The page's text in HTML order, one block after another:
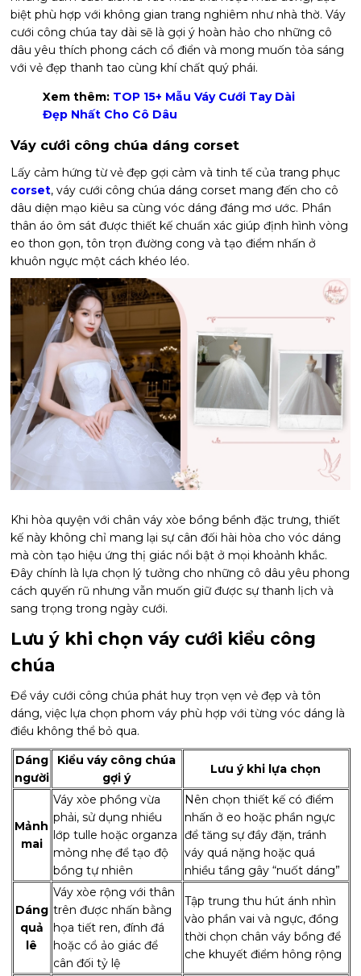
biệt phù hợp với không gian trang nghiêm như nhà thờ. Váy
cưới công chúa tay dài sẽ là gợi ý hoàn hảo cho những cô
dâu yêu thích phong cách cổ điển và mong muốn tỏa sáng
với vẻ đẹp thanh tao cùng khí chất quý phái.
Xem thêm: TOP 15+ Mẫu Váy Cưới Tay Dài
Đẹp Nhất Cho Cô Dâu
Váy cưới công chúa dáng corset
Lấy cảm hứng từ vẻ đẹp gợi cảm và tinh tế của trang phục
corset, váy cưới công chúa dáng corset mang đến cho cô
dâu diện mạo kiêu sa cùng vóc dáng đáng mơ ước. Phần
thân áo ôm sát được thiết kế chuẩn xác giúp định hình vòng
eo thon gọn, tôn trọn đường cong và tạo điểm nhấn ở
khuôn ngực một cách khéo léo.
Khi hòa quyện với chân váy xòe bồng bềnh đặc trưng, thiết
kế này không chỉ mang lại sự cân đối hài hòa cho vóc dáng
mà còn tạo hiệu ứng thị giác nổi bật ở mọi khoảnh khắc.
Đây chính là lựa chọn lý tưởng cho những cô dâu yêu phong
cách quyến rũ nhưng vẫn muốn giữ được sự thanh lịch và
sang trọng trong ngày cưới.
Lưu ý khi chọn váy cưới kiểu công
chúa
Để váy cưới công chúa phát huy trọn vẹn vẻ đẹp và tôn
dáng, việc lựa chọn phom váy phù hợp với từng vóc dáng là
điều không thể bỏ qua.
Dáng
người
Kiểu váy công chúa
gợi ý
Lưu ý khi lựa chọn
Mảnh
mai
Váy xòe phồng vừa
phải, sử dụng nhiều
lớp tulle hoặc organza
mỏng nhẹ để tạo độ
bồng tự nhiên
Nên chọn thiết kế có điểm
nhấn ở eo hoặc phần ngực
để tăng sự đầy đặn, tránh
váy quá nặng hoặc quá
nhiều tầng gây “nuốt dáng”
Dáng
quả
lê
Váy xòe rộng với thân
trên được nhấn bằng
họa tiết ren, đính đá
hoặc cổ ảo giác để
cân đối tỷ lệ
Tập trung thu hút ánh nhìn
vào phần vai và ngực, đồng
thời chọn chân váy bồng để
che khuyết điểm hông rộng